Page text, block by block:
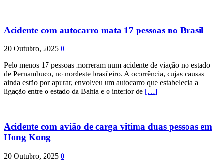
Acidente com autocarro mata 17 pessoas no Brasil
20 Outubro, 2025 0
Pelo menos 17 pessoas morreram num acidente de viação no estado
de Pernambuco, no nordeste brasileiro. A ocorrência, cujas causas
ainda estão por apurar, envolveu um autocarro que estabelecia a
ligação entre o estado da Bahia e o interior de […]
Acidente com avião de carga vitima duas pessoas em
Hong Kong
20 Outubro, 2025 0